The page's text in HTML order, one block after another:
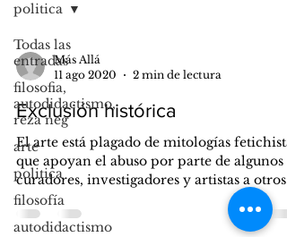
Todas las
entradas
filosofia,
autodidactismo,
reza neg
arte
politica
filosofía
autodidactismo
politica
Más Allá
11 ago 2020
2 min de lectura
Exclusión histórica
El arte está plagado de mitologías
que apoyan el abuso por parte de algunos
curadores, investigadores y artistas a